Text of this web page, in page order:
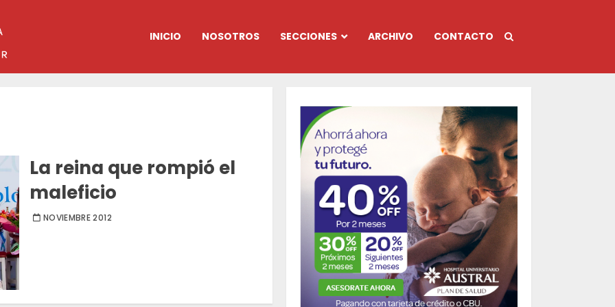
INICIO NOSOTROS SECCIONES ARCHIVO CONTACTO
La reina que rompió el
maleficio
NOVIEMBRE 2012